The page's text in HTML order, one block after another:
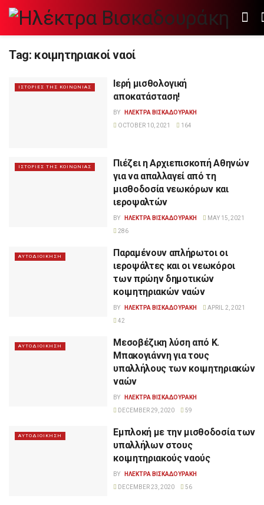
Tag: κοιμητηριακοί ναοί
ΙΣΤΟΡΙΕΣ ΤΗΣ ΚΟΙΝΩΝΙΑΣ
Ιερή μισθολογική
αποκατάσταση!
BY
ΗΛΕΚΤΡΑ ΒΙΣΚΑΔΟΥΡΑΚΗ
OCTOBER 10, 2021
164
ΙΣΤΟΡΙΕΣ ΤΗΣ ΚΟΙΝΩΝΙΑΣ
Πιέζει η Αρχιεπισκοπή Αθηνών
για να απαλλαγεί από τη
μισθοδοσία νεωκόρων και
ιεροψαλτών
BY ΗΛΕΚΤΡΑ ΒΙΣΚΑΔΟΥΡΑΚΗ
MAY 15, 2021
286
ΑΥΤΟΔΙΟΙΚΗΣΗ
Παραμένουν απλήρωτοι οι
ιεροψάλτες και οι νεωκόροι
των πρώην δημοτικών
κοιμητηριακών ναών
BY ΗΛΕΚΤΡΑ ΒΙΣΚΑΔΟΥΡΑΚΗ
APRIL 2, 2021
42
ΑΥΤΟΔΙΟΙΚΗΣΗ
Μεσοβέζικη λύση από Κ.
Μπακογιάννη για τους
υπαλλήλους των κοιμητηριακών
ναών
BY
ΗΛΕΚΤΡΑ ΒΙΣΚΑΔΟΥΡΑΚΗ
DECEMBER 29, 2020
59
ΑΥΤΟΔΙΟΙΚΗΣΗ
Εμπλοκή με την μισθοδοσία των
υπαλλήλων στους
κοιμητηριακούς ναούς
BY
ΗΛΕΚΤΡΑ ΒΙΣΚΑΔΟΥΡΑΚΗ
DECEMBER 23, 2020
56